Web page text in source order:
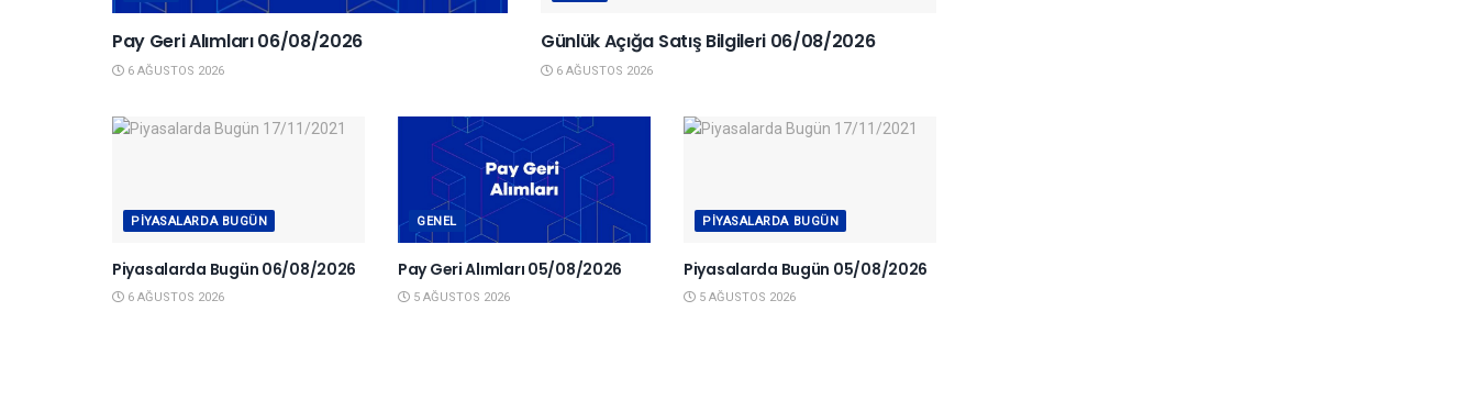
Pay Geri Alımları 06/08/2026
6 AĞUSTOS 2026
Günlük Açığa Satış Bilgileri 06/08/2026
6 AĞUSTOS 2026
PIYASALARDA BUGÜN
Piyasalarda Bugün 06/08/2026
6 AĞUSTOS 2026
GENEL
Pay Geri Alımları 05/08/2026
5 AĞUSTOS 2026
PIYASALARDA BUGÜN
Piyasalarda Bugün 05/08/2026
5 AĞUSTOS 2026